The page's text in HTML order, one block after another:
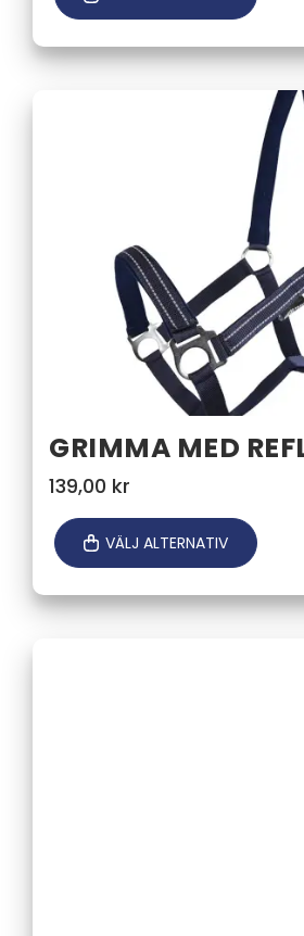
GRIMMA MED
139,00 kr
VÄLJ ALTERNATIV